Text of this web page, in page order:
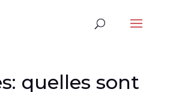
quelles sont